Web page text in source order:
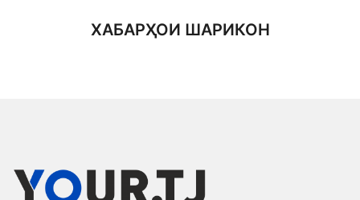
ХАБАРҲОИ ШАРИКОН